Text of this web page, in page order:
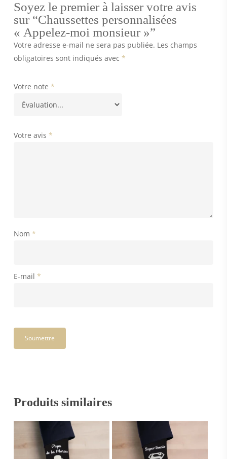
Soyez le premier à laisser votre avis
sur “Chaussettes personnalisées
« Appelez-moi monsieur »”
Votre adresse e-mail ne sera pas publiée. Les champs
obligatoires sont indiqués avec *
Votre note *
Votre avis *
Nom *
E-mail *
Produits similaires